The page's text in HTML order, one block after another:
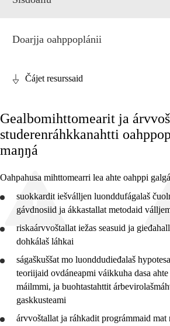
Guovddášelemeanttat
Fágaidrasttideaddji fáttát
2. ceahkki
7. ceahkki
10. ceahkki
Jo1 SF
Doarjja oahppoplánii
Čájet resurssaid
Gealbomihttomearit ja
studerenráhkkanahtti
maŋŋá
Oahpahusa mihttomearri lea ahte oahppi
suokkardit iešválljen luonddufágalaš
gávdnosiid ja ákkastallat metodaid
riskaárvvoštallat iežas seasuid ja
dohkálaš láhkai
ságaškuššat mo luonddudieđalaš
teoriijaid ovdáneapmi váikkuha dasa
máilmmi, ja buohtastahttit
gaskkusteami
árvvoštallat ja ráhkadit prográmmaid mat